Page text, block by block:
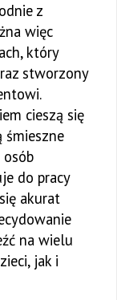
z
więc
który
stworzony
cieszą się
do pracy
akurat
na wielu
jak i